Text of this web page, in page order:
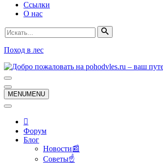
Ссылки
О нас
Искать...
Поход в лес
Меню
навигации
Меню
навигации
MENUMENU
Форум
Блог
Новости📰
Советы☝